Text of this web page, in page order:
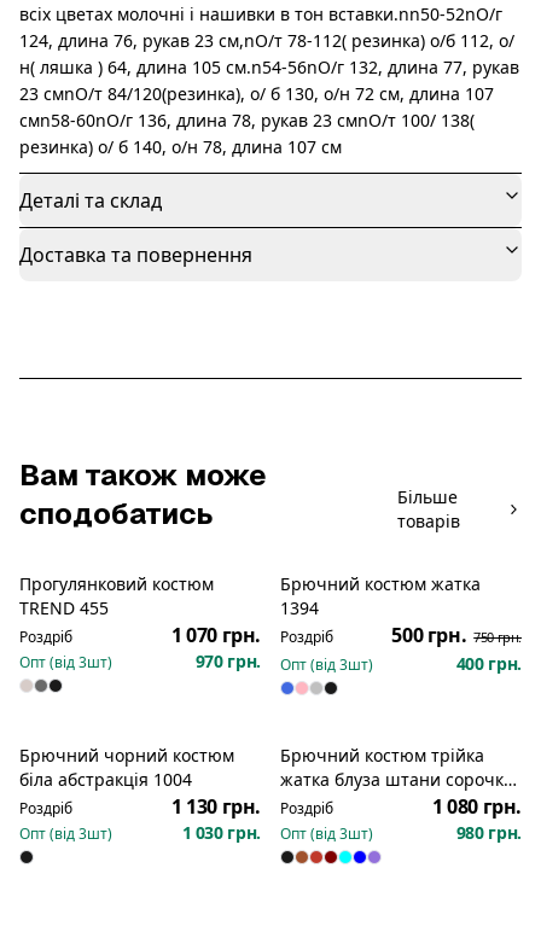
всіх цветах молочні і нашивки в тон вставки.nn50-52nО/г
124, длина 76, рукав 23 см,nО/т 78-112( резинка) о/б 112, о/
н( ляшка ) 64, длина 105 см.n54-56nО/г 132, длина 77, рукав
23 смnО/т 84/120(резинка), о/ б 130, о/н 72 см, длина 107
смn58-60nО/г 136, длина 78, рукав 23 смnО/т 100/ 138(
резинка) о/ б 140, о/н 78, длина 107 см
Деталі та склад
Доставка та повернення
Вам також може
сподобатись
Більше
товарів
Прогулянковий костюм
TREND 455
Роздріб 1 070 грн.
Опт (від3шт) 970 грн.
Брючний костюм жатка
1394
Роздріб 500 грн. 750 грн.
Опт (від3шт) 400 грн.
Брючний чорний костюм
біла абстракція 1004
Роздріб 1 130 грн.
Опт (від3шт) 1 030 грн.
Брючний костюм трійка
жатка блуза штани сорочка
дівчина 765
Роздріб 1 080 грн.
Опт (від3шт) 980 грн.